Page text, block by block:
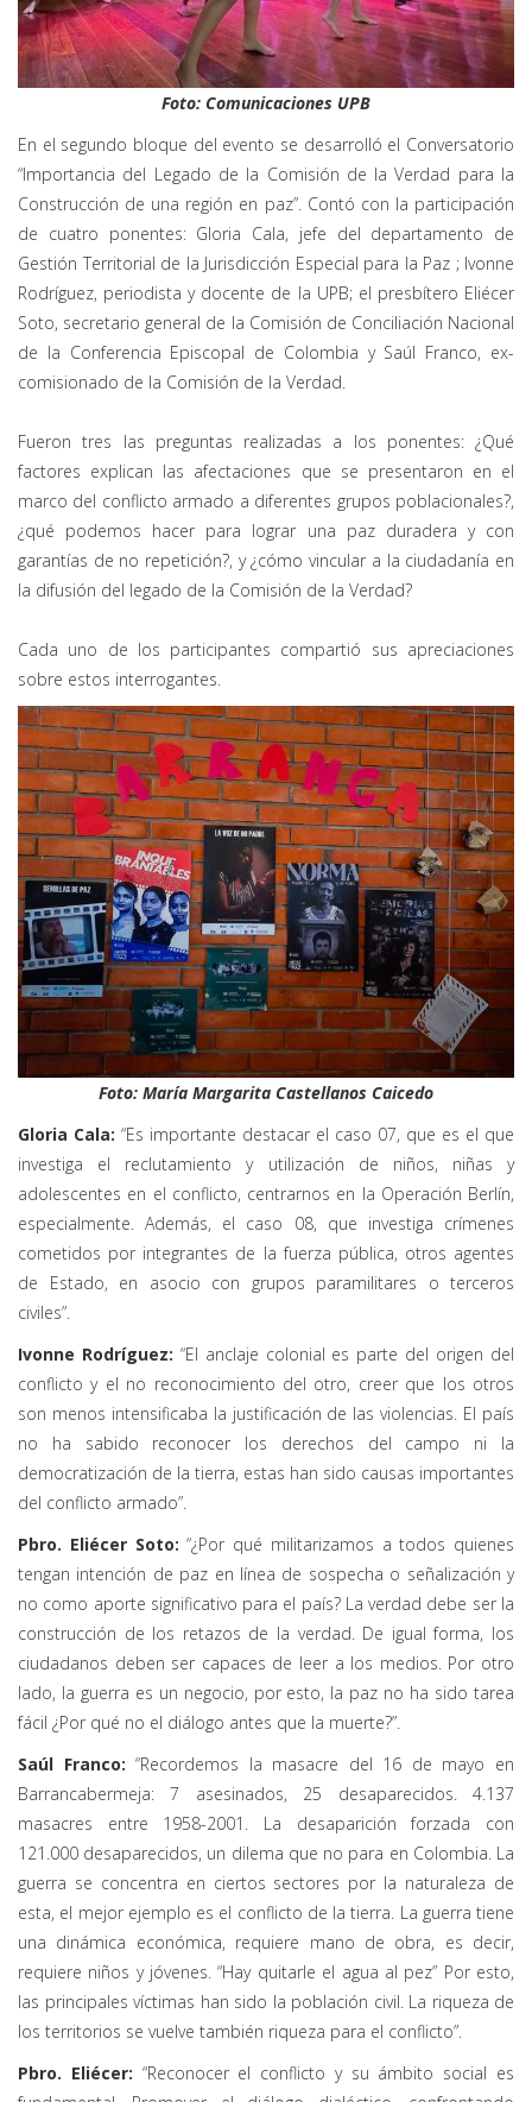
Foto: Comunicaciones UPB
En el segundo bloque del evento se desarrolló el Conversatorio
“Importancia del Legado de la Comisión de la Verdad para la
Construcción de una región en paz”. Contó con la participación
de cuatro ponentes: Gloria Cala, jefe del departamento de
Gestión Territorial de la Jurisdicción Especial para la Paz ; Ivonne
Rodríguez, periodista y docente de la UPB; el presbítero Eliécer
Soto, secretario general de la Comisión de Conciliación Nacional
de la Conferencia Episcopal de Colombia y Saúl Franco, ex-
comisionado de la Comisión de la Verdad.
Fueron tres las preguntas realizadas a los ponentes: ¿Qué
factores explican las afectaciones que se presentaron en el
marco del conflicto armado a diferentes grupos poblacionales?,
¿qué podemos hacer para lograr una paz duradera y con
garantías de no repetición?, y ¿cómo vincular a la ciudadanía en
la difusión del legado de la Comisión de la Verdad?
Cada uno de los participantes compartió sus apreciaciones
sobre estos interrogantes.
Foto: María Margarita Castellanos Caicedo
Gloria Cala: “Es importante destacar el caso 07, que es el que
investiga el reclutamiento y utilización de niños, niñas y
adolescentes en el conflicto, centrarnos en la Operación Berlín,
especialmente. Además, el caso 08, que investiga crímenes
cometidos por integrantes de la fuerza pública, otros agentes
de Estado, en asocio con grupos paramilitares o terceros
civiles”.
Ivonne Rodríguez: “El anclaje colonial es parte del origen del
conflicto y el no reconocimiento del otro, creer que los otros
son menos intensificaba la justificación de las violencias. El país
no ha sabido reconocer los derechos del campo ni la
democratización de la tierra, estas han sido causas importantes
del conflicto armado”.
Pbro. Eliécer Soto: “¿Por qué militarizamos a todos quienes
tengan intención de paz en línea de sospecha o señalización y
no como aporte significativo para el país? La verdad debe ser la
construcción de los retazos de la verdad. De igual forma, los
ciudadanos deben ser capaces de leer a los medios. Por otro
lado, la guerra es un negocio, por esto, la paz no ha sido tarea
fácil ¿Por qué no el diálogo antes que la muerte?”.
Saúl Franco: “Recordemos la masacre del 16 de mayo en
Barrancabermeja: 7 asesinados, 25 desaparecidos. 4.137
masacres entre 1958-2001. La desaparición forzada con
121.000 desaparecidos, un dilema que no para en Colombia. La
guerra se concentra en ciertos sectores por la naturaleza de
esta, el mejor ejemplo es el conflicto de la tierra. La guerra tiene
una dinámica económica, requiere mano de obra, es decir,
requiere niños y jóvenes. “Hay quitarle el agua al pez” Por esto,
las principales víctimas han sido la población civil. La riqueza de
los territorios se vuelve también riqueza para el conflicto”.
Pbro. Eliécer: “Reconocer el conflicto y su ámbito social es